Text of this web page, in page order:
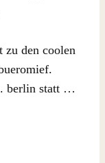
zu den coolen
berlin statt …